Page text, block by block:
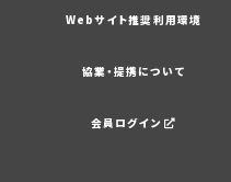
Webサイト推奨利用環境
協業・提携について
会員ログイン